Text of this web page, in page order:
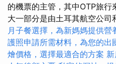
的機票的主管，其中OTP旅
大一部分是由土耳其航空公司
月子餐選擇，為新媽媽提供營
護照申請所需材料，為您的出
燴價格，選擇最適合的方案